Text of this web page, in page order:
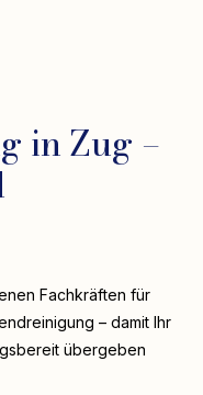
in Zug –
Fachkräften für
– damit Ihr
übergeben